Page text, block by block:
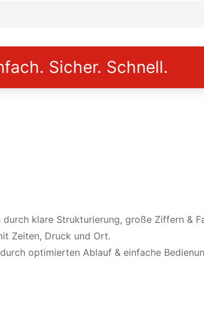
Sicher. Schnell.
klare Strukturierung, große Ziffern &
Zeiten, Druck und Ort.
optimierten Ablauf & einfache